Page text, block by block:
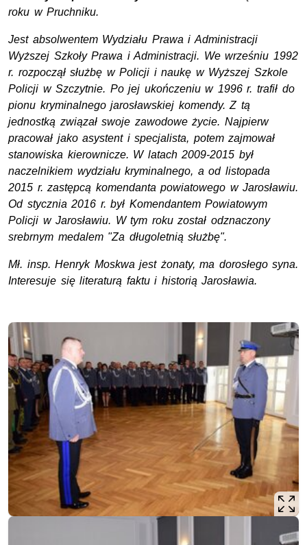
roku w Pruchniku.
Jest absolwentem Wydziału Prawa i Administracji
Wyższej Szkoły Prawa i Administracji. We wrześniu 1992
r. rozpoczął służbę w Policji i naukę w Wyższej Szkole
Policji w Szczytnie. Po jej ukończeniu w 1996 r. trafił do
pionu kryminalnego jarosławskiej komendy. Z tą
jednostką związał swoje zawodowe życie. Najpierw
pracował jako asystent i specjalista, potem zajmował
stanowiska kierownicze. W latach 2009-2015 był
naczelnikiem wydziału kryminalnego, a od listopada
2015 r. zastępcą komendanta powiatowego w Jarosławiu.
Od stycznia 2016 r. był Komendantem Powiatowym
Policji w Jarosławiu. W tym roku został odznaczony
srebrnym medalem "Za długoletnią służbę".
Mł. insp. Henryk Moskwa jest żonaty, ma dorosłego syna.
Interesuje się literaturą faktu i historią Jarosławia.